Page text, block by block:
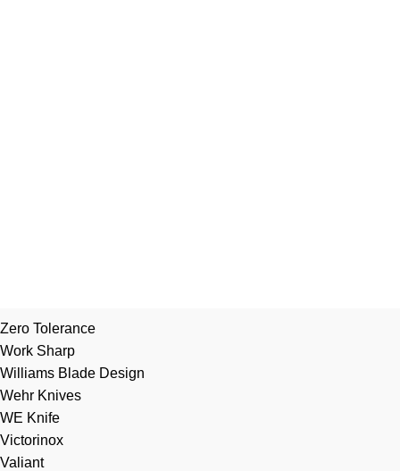
Zero Tolerance
Work Sharp
Williams Blade Design
Wehr Knives
WE Knife
Victorinox
Valiant